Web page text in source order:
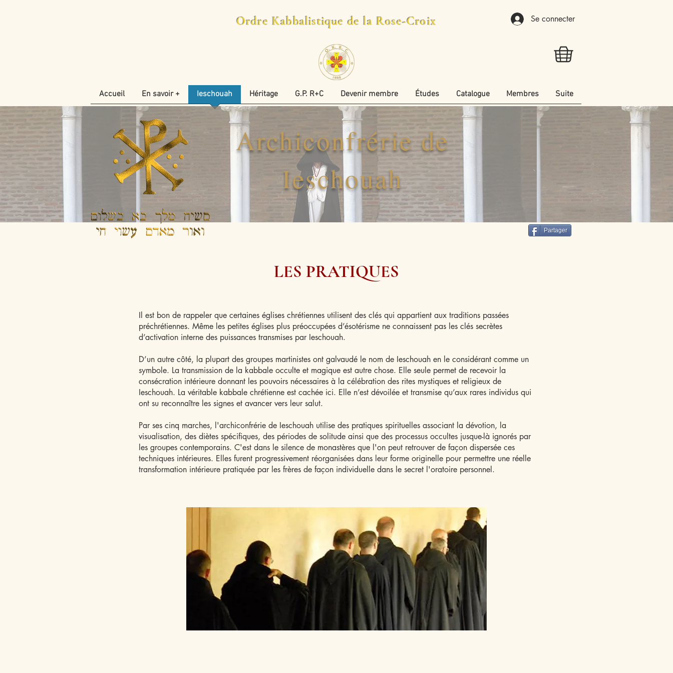
Ordre Kabbalistique de la Rose-Croix Se connecter
Accueil En savoir + Ieschouah Héritage G.P. R+C Devenir membre Études Catalogue Membres Suite
Archiconfrérie de
Ieschouah
Partager
LES PRATIQUES
Il est bon de rappeler que certaines églises chrétiennes utilisent des clés qui appartient aux traditions passées
préchrétiennes. Même les petites églises plus préoccupées d’ésotérisme ne connaissent pas les clés secrètes
d’activation interne des puissances transmises par Ieschouah.
D’un autre côté, la plupart des groupes martinistes ont galvaudé le nom de Ieschouah en le considérant comme un
symbole. La transmission de la kabbale occulte et magique est autre chose. Elle seule permet de recevoir la
consécration intérieure donnant les pouvoirs nécessaires à la célébration des rites mystiques et religieux de
Ieschouah. La véritable kabbale chrétienne est cachée ici. Elle n’est dévoilée et transmise qu’aux rares individus qui
ont su reconnaître les signes et avancer vers leur salut.
Par ses cinq marches, l'archiconfrérie de Ieschouah utilise des pratiques spirituelles associant la dévotion, la
visualisation, des diètes spécifiques, des périodes de solitude ainsi que des processus occultes jusque-là ignorés par
les groupes contemporains. C'est dans le silence de monastères que l'on peut retrouver de façon dispersée ces
techniques intérieures. Elles furent progressivement réorganisées dans leur forme originelle pour permettre une réelle
transformation intérieure pratiquée par les frères de façon individuelle dans le secret l'oratoire personnel.